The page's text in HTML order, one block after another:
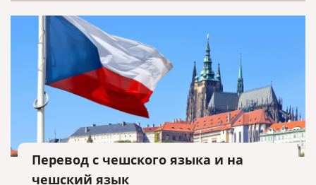
Перевод с чешского языка и на
чешский язык